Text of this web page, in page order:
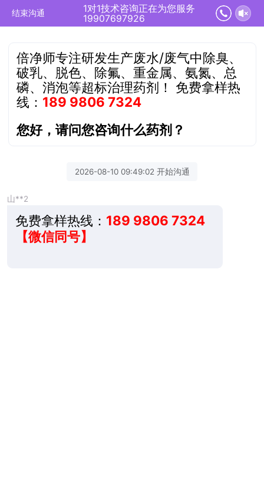
结束沟通
1对1技术咨询正在为您服务
19907697926
倍净师专注研发生产废水/废气中除臭、
破乳、脱色、除氟、重金属、氨氮、总
磷、消泡等超标治理药剂！ 免费拿样热
线： 189 9806 7324
您好，请问您咨询什么药剂？
2026-08-10 09:49:02 开始沟通
山**2
免费拿样热线： 189 9806 7324
【微信同号】